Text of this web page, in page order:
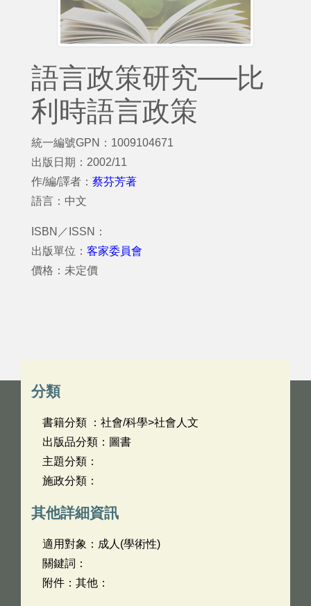
語言政策研究──比
利時語言政策
統一編號GPN：1009104671
出版日期：2002/11
作/編/譯者： 蔡芬芳著
語言：中文
ISBN／ISSN：
出版單位： 客家委員會
價格：未定價
分類
書籍分類 ：社會/科學>社會人文
出版品分類：圖書
主題分類：
施政分類：
其他詳細資訊
適用對象：成人(學術性)
關鍵詞：
附件：其他：